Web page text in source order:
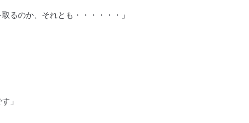
るのか、それとも・・・・・・」
」